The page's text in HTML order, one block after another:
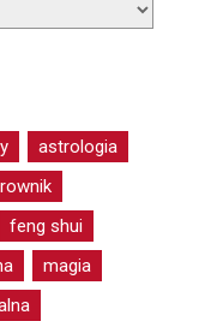
astrologia
feng shui
magia